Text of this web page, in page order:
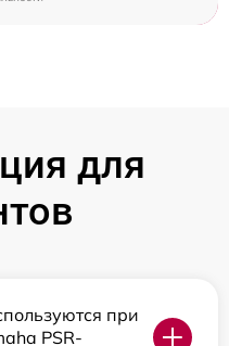
для
при
PSR-